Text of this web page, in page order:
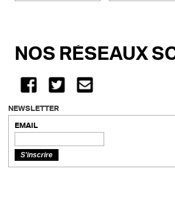
NOS RÉSEAUX
NEWSLETTER
EMAIL